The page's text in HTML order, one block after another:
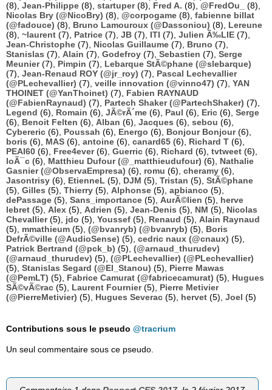
(8), Jean-Philippe (8), startuper(8), Fred A. (8), @FredOu_
(8),
Nicolas Bry (@NicoBry) (8), @corpogame (8), fabienne billat
(@fadouce) (8), Bruno Lamouroux (@Dassoniou) (8), Lereune
(8), ~laurent (7), Patrice (7), JB (7), ITI (7), Julien Ã‰LIE (7),
Jean-Christophe (7), Nicolas Guillaume (7), Bruno (7),
Stanislas (7), Alain (7), Godefroy (7), Sebastien (7), Serge
Meunier(7), Pimpin (7), Lebarque StÃ©phane (@slebarque)
(7), Jean-Renaud ROY (@jr_roy) (7), Pascal Lechevallier
(@PLechevallier) (7), veille innovation (@vinno47) (7), YAN
THOINET (@YanThoinet) (7), Fabien RAYNAUD
(@FabienRaynaud) (7), Partech Shaker (@PartechShaker) (7),
Legend (6), Romain (6), JÃ©rÃ´me (6), Paul (6), Eric (6), Serge
(6), Benoit Felten (6), Alban (6), Jacques (6), sebou (6),
Cybereric (6), Poussah (6), Energo (6), Bonjour Bonjour(6),
boris (6), MAS (6), antoine (6), canard65 (6), Richard T (6),
PEAI60 (6), Free4ever(6), Guerric (6), Richard (6), tvtweet (6),
loÃ¯c (6), Matthieu Dufour (@_matthieudufour) (6), Nathalie
Gasnier (@ObservaEmpresa) (6), romu (6), cheramy (6),
Jasontrisy (6), EtienneL (5), DJM (5), Tristan (5), StÃ©phane
(5), Gilles (5), Thierry (5), Alphonse (5), apbianco (5),
dePassage (5), Sans_importance (5), AurÃ©lien (5), herve
lebret (5), Alex (5), Adrien (5), Jean-Denis (5), NM (5), Nicolas
Chevallier(5), jdo (5), Youssef (5), Renaud (5), Alain Raynaud
(5), mmathieum (5), (@bvanryb) (@bvanryb) (5), Boris
DefrÃ©ville (@AudioSense) (5), cedric naux (@cnaux) (5),
Patrick Bertrand (@pck_b) (5), (@arnaud_thurudev)
(@arnaud_thurudev) (5), (@PLechevallier) (@PLechevallier)
(5), Stanislas Segard (@El_Stanou) (5), Pierre Mawas
(@PemLT) (5), Fabrice Camurat (@fabricecamurat) (5), Hugues
SÃ©vÃ©rac (5), Laurent Fournier(5), Pierre Metivier
(@PierreMetivier) (5), Hugues Severac (5), hervet (5), Joel (5)
Contributions sous le pseudo @tracrium
Un seul commentaire sous ce pseudo.